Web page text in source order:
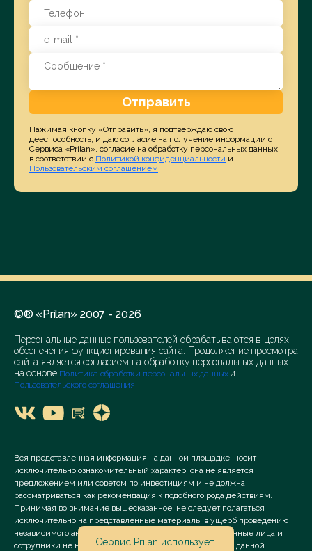
Отправить
Нажимая кнопку «Отправить», я подтверждаю свою
дееспособность, и даю согласие на получение информации от
Сервиса «Prilan», согласие на обработку персональных данных
в соответствии с Политикой конфиденциальности и
Пользовательским соглашением.
©® «Prilan» 2007 - 2026
Персональные данные пользователей обрабатываются в целях
обеспечения функционирования сайта. Продолжение просмотра
сайта является согласием на обработку персональных данных
на основе Политика обработки персональных данных и
Пользовательского соглашения
Вся представленная информация на данной площадке, носит
исключительно ознакомительный характер; она не является
предложением или советом по инвестициям и не должна
рассматриваться как рекомендация к подобного рода действиям.
Принимая во внимание вышесказанное, не следует полагаться
исключительно на представленные материалы в ущерб проведению
независимого анализа. Сервис «Prilan» его аффилированные лица и
сотрудники не несут ответственности за использование данной
Сервис Prilan использует